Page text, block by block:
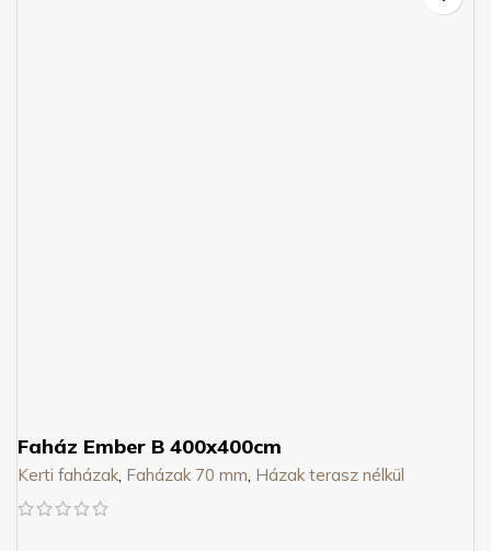
Faház Ember B 400x400cm
Kerti faházak Faházak 70 mm Házak terasz nélkül